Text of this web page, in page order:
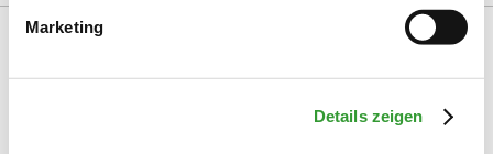
Marketing
Details zeigen